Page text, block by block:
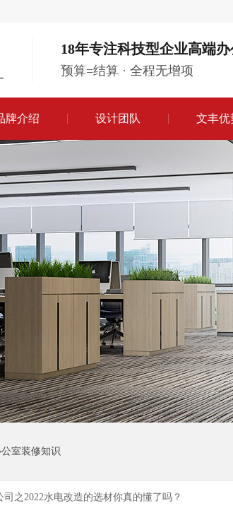
18年专注科技型企业高端
预算=结算 · 全程无增项
牌介绍 设计团队 文丰优
公室装修知识
司之2022水电改造的选材你真的懂了吗？